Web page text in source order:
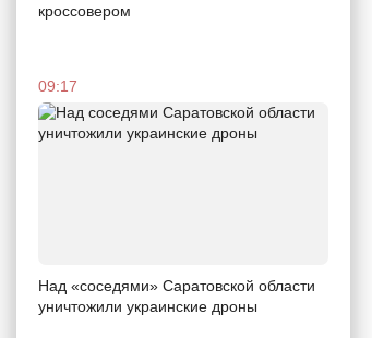
кроссовером
09:17
Над «соседями» Саратовской области
уничтожили украинские дроны